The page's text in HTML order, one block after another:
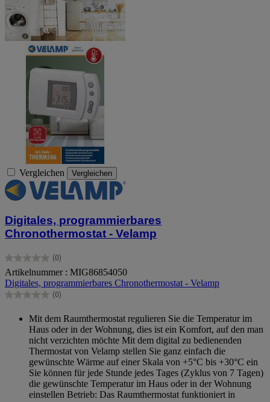
Vergleichen Vergleichen
Digitales, programmierbares
Chronothermostat - Velamp
(0)
0.0
von
5
Sternen.
Artikelnummer : MIG86854050
Digitales, programmierbares Chronothermostat - Velamp
(0)
0.0
Sternen.
Mit dem Raumthermostat regulieren Sie die Temperatur im
Haus oder in der Wohnung, dies ist ein Komfort, auf den man
nicht verzichten möchte Mit dem digital zu bedienenden
Thermostat von Velamp stellen Sie ganz einfach die
gewünschte Wärme auf einer Skala von +5°C bis +30°C ein
Sie können für jede Stunde jedes Tages (Zyklus von 7 Tagen)
die gewünschte Temperatur im Haus oder in der Wohnung
einstellen Betrieb: Das Raumthermostat funktioniert in